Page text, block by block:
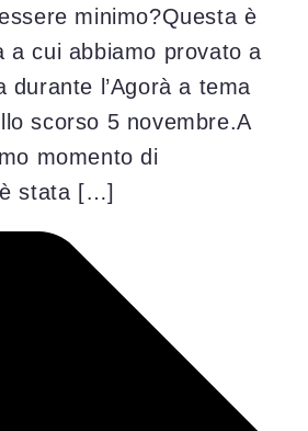
minimo?Questa è
a cui abbiamo provato a
durante l’Agorà a tema
scorso 5 novembre.A
momento di
stata […]